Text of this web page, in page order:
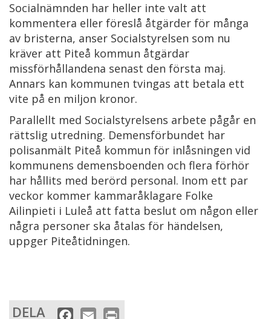
Socialnämnden har heller inte valt att
kommentera eller föreslå åtgärder för många
av bristerna, anser Socialstyrelsen som nu
kräver att Piteå kommun åtgärdar
missförhållandena senast den första maj.
Annars kan kommunen tvingas att betala ett
vite på en miljon kronor.
Parallellt med Socialstyrelsens arbete pågår en
rättslig utredning. Demensförbundet har
polisanmält Piteå kommun för inlåsningen vid
kommunens demensboenden och flera förhör
har hållits med berörd personal. Inom ett par
veckor kommer kammaråklagare Folke
Ailinpieti i Luleå att fatta beslut om någon eller
några personer ska åtalas för händelsen,
uppger Piteåtidningen.
DELA